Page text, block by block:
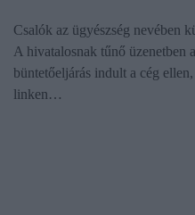
Csalók az ügyészség nevében
A hivatalosnak tűnő üzenetben
büntetőeljárás indult a cég
linken…